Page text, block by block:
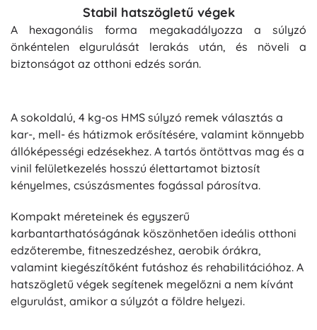
Stabil hatszögletű végek
A hexagonális forma megakadályozza a súlyzó
önkéntelen elgurulását lerakás után, és növeli a
biztonságot az otthoni edzés során.
A sokoldalú, 4 kg-os HMS súlyzó remek választás a
kar-, mell- és hátizmok erősítésére, valamint könnyebb
állóképességi edzésekhez. A tartós öntöttvas mag és a
vinil felületkezelés hosszú élettartamot biztosít
kényelmes, csúszásmentes fogással párosítva.
Kompakt méreteinek és egyszerű
karbantarthatóságának köszönhetően ideális otthoni
edzőterembe, fitneszedzéshez, aerobik órákra,
valamint kiegészítőként futáshoz és rehabilitációhoz. A
hatszögletű végek segítenek megelőzni a nem kívánt
elgurulást, amikor a súlyzót a földre helyezi.